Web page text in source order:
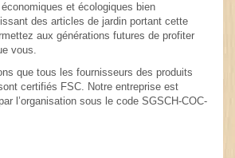
et écologiques bien
des articles de jardin portant cette
aux générations futures de profiter
vous.
que tous les fournisseurs des produits
certifiés FSC. Notre entreprise est
l’organisation sous le code SGSCH-COC-